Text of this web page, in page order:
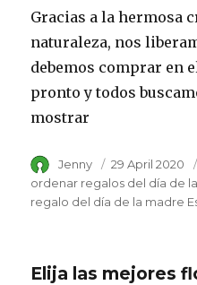
Gracias a la hermosa
naturaleza, nos
debemos comprar en
pronto y todos
mostrar
Author
Jenny
Posted
on
29 April 2020
ordenar regalos del día de
regalo del día de la madre
Elija las mejores